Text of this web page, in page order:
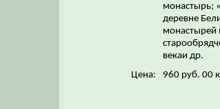
монастырь;
деревне
монастырей
векаи др.
Цена:
960 руб. 00